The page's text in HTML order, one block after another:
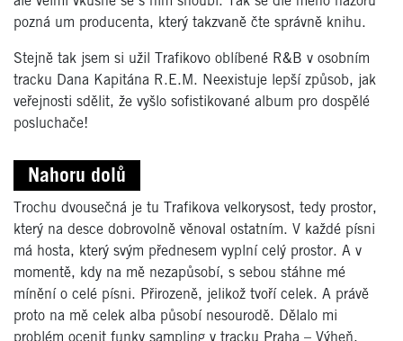
pozná um producenta, který takzvaně čte správně knihu.
Stejně tak jsem si užil Trafikovo oblíbené R&B v osobním
tracku Dana Kapitána R.E.M. Neexistuje lepší způsob, jak
veřejnosti sdělit, že vyšlo sofistikované album pro dospělé
posluchače!
Nahoru dolů
Trochu dvousečná je tu Trafikova velkorysost, tedy prostor,
který na desce dobrovolně věnoval ostatním. V každé písni
má hosta, který svým přednesem vyplní celý prostor. A v
momentě, kdy na mě nezapůsobí, s sebou stáhne mé
mínění o celé písni. Přirozeně, jelikož tvoří celek. A právě
proto na mě celek alba působí nesourodě. Dělalo mi
problém ocenit funky sampling v tracku Praha – Výheň,